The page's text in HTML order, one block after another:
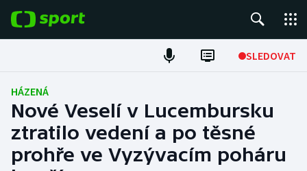
SLEDOVAT
Fotbal
Hokej
Tenis
HÁZENÁ
Nové Veselí v Lucembursku
ztratilo vedení a po těsné
prohře ve Vyzývacím poháru